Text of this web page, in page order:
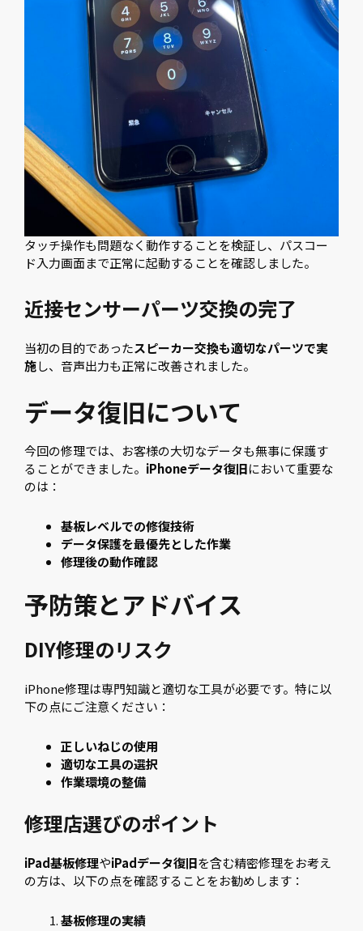
タッチ操作も問題なく動作することを検証し、パスコー
ド入力画面まで正常に起動することを確認しました。
近接センサーパーツ交換の完了
当初の目的であったスピーカー交換も適切なパーツで実
施し、音声出力も正常に改善されました。
データ復旧について
今回の修理では、お客様の大切なデータも無事に保護す
ることができました。 iPhoneデータ復旧において重要な
のは：
基板レベルでの修復技術
データ保護を最優先とした作業
修理後の動作確認
予防策とアドバイス
DIY修理のリスク
iPhone修理は専門知識と適切な工具が必要です。特に以
下の点にご注意ください：
正しいねじの使用
適切な工具の選択
作業環境の整備
修理店選びのポイント
iPad基板修理やiPadデータ復旧を含む精密修理をお考え
の方は、以下の点を確認することをお勧めします：
基板修理の実績